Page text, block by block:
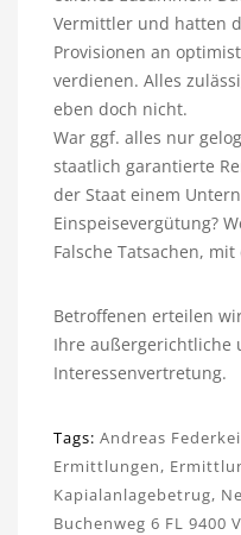
Vermittler und hatten
Provisionen an
verdienen. Alles
eben doch nicht.
War ggf. alles nur
staatlich garantierte
der Staat einem
Einspeisevergütung?
Falsche Tatsachen,
Betroffenen erteilen
Ihre außergerichtliche
Interessenvertretung.
Tags: Andreas
Ermittlungen,
Kapialanlagebetrug,
Buchenweg 6 FL 9400